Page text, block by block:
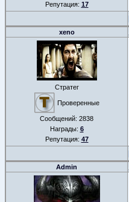
Репутация: 17
xeno
Стратег
Проверенные
Сообщений: 2838
Награды: 6
Репутация: 47
Admin